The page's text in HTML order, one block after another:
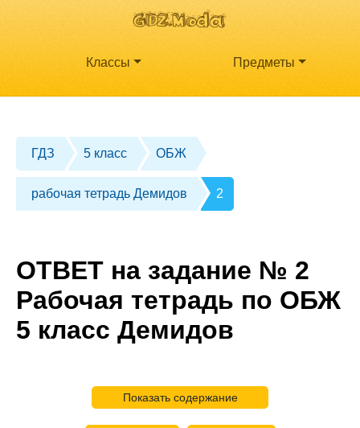
Классы Предметы
ГДЗ 5 класс ОБЖ
рабочая тетрадь Демидов 2
ОТВЕТ на задание № 2
Рабочая тетрадь по ОБЖ
5 класс Демидов
Показать содержание